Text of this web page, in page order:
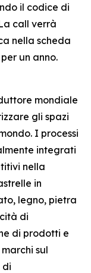
il codice di
call verrà
nella scheda
un anno.
mondiale
gli spazi
I processi
integrati
nella
in
legno, pietra
di
di prodotti e
sul
di